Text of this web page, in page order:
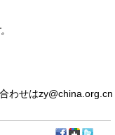
わせはzy@china.org.cn